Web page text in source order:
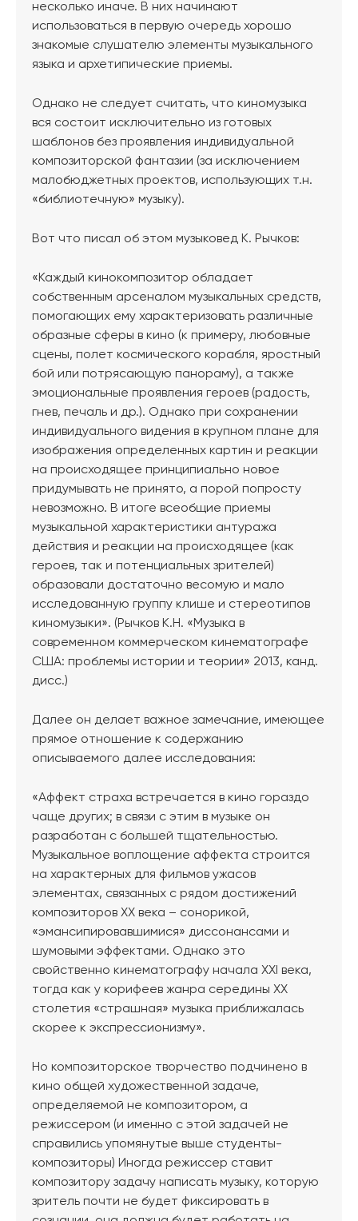
несколько иначе. В них начинают
использоваться в первую очередь хорошо
знакомые слушателю элементы музыкального
языка и архетипические приемы.
Однако не следует считать, что киномузыка
вся состоит исключительно из готовых
шаблонов без проявления индивидуальной
композиторской фантазии (за исключением
малобюджетных проектов, использующих т.н.
«библиотечную» музыку).
Вот что писал об этом музыковед К. Рычков:
«Каждый кинокомпозитор обладает
собственным арсеналом музыкальных средств,
помогающих ему характеризовать различные
образные сферы в кино (к примеру, любовные
сцены, полет космического корабля, яростный
бой или потрясающую панораму), а также
эмоциональные проявления героев (радость,
гнев, печаль и др.). Однако при сохранении
индивидуального видения в крупном плане для
изображения определенных картин и реакции
на происходящее принципиально новое
придумывать не принято, а порой попросту
невозможно. В итоге всеобщие приемы
музыкальной характеристики антуража
действия и реакции на происходящее (как
героев, так и потенциальных зрителей)
образовали достаточно весомую и мало
исследованную группу клише и стереотипов
киномузыки». (Рычков К.Н. «Музыка в
современном коммерческом кинематографе
США: проблемы истории и теории» 2013, канд.
дисс.)
Далее он делает важное замечание, имеющее
прямое отношение к содержанию
описываемого далее исследования:
«Аффект страха встречается в кино гораздо
чаще других; в связи с этим в музыке он
разработан с большей тщательностью.
Музыкальное воплощение аффекта строится
на характерных для фильмов ужасов
элементах, связанных с рядом достижений
композиторов XX века – сонорикой,
«эмансипировавшимися» диссонансами и
шумовыми эффектами. Однако это
свойственно кинематографу начала XXI века,
тогда как у корифеев жанра середины XX
столетия «страшная» музыка приближалась
скорее к экспрессионизму».
Но композиторское творчество подчинено в
кино общей художественной задаче,
определяемой не композитором, а
режиссером (и именно с этой задачей не
справились упомянутые выше студенты-
композиторы) Иногда режиссер ставит
композитору задачу написать музыку, которую
зритель почти не будет фиксировать в